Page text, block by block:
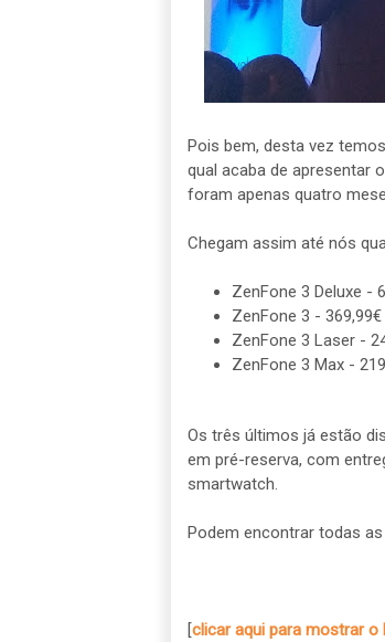
Pois bem, desta vez
qual acaba de apresentar
foram apenas quatro
Chegam assim até nós
ZenFone 3 Deluxe -
ZenFone 3 - 369,99€
ZenFone 3 Laser -
ZenFone 3 Max -
Os três últimos já estão
em pré-reserva, com
smartwatch.
Podem encontrar todas
[clicar aqui para mostrar o